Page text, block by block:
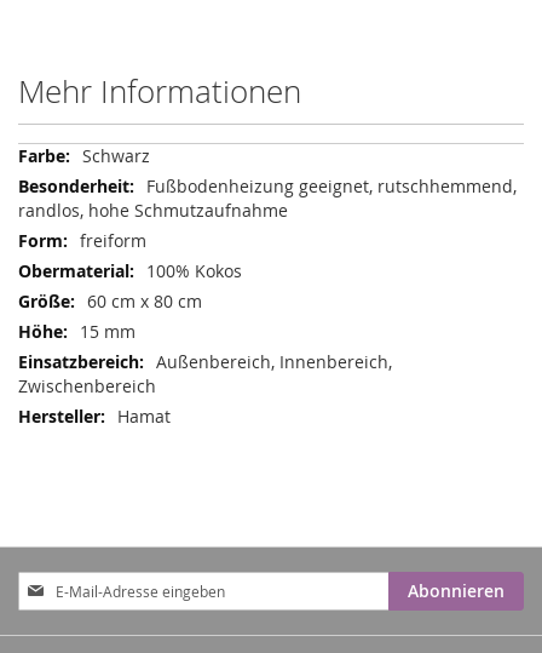
Mehr Informationen
Mehr
Informationen
Schwarz
Fußbodenheizung geeignet, rutschhemmend,
randlos, hohe Schmutzaufnahme
freiform
100% Kokos
60 cm x 80 cm
15 mm
Außenbereich, Innenbereich,
Zwischenbereich
Hamat
Anmeldung
zum
Newsletter:
Abonnieren